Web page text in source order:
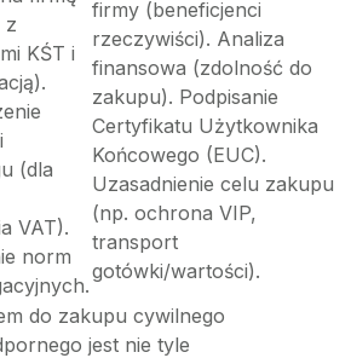
z
KŚT i
(dla
VAT).
norm
firmy (beneficjenci
rzeczywiści). Analiza
finansowa (zdolność do
zakupu). Podpisanie
Certyfikatu Użytkownika
Końcowego (EUC).
Uzasadnienie celu zakupu
(np. ochrona VIP,
transport
gotówki/wartości).
do zakupu cywilnego
jest nie tyle